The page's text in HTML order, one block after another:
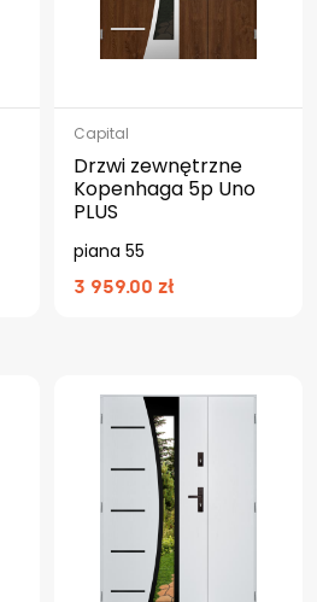
Capital
Drzwi zewnętrzne
Kopenhaga 5p Uno
PLUS
piana 55
3 959.00 zł